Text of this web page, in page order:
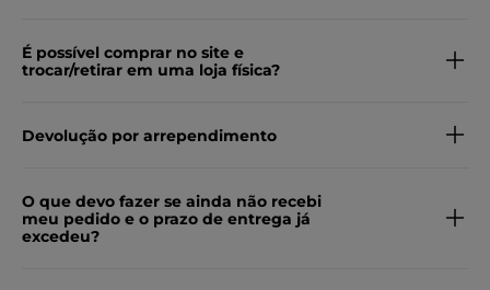
É possível comprar no site e
trocar/retirar em uma loja física?
Devolução por arrependimento
O que devo fazer se ainda não recebi
meu pedido e o prazo de entrega já
excedeu?